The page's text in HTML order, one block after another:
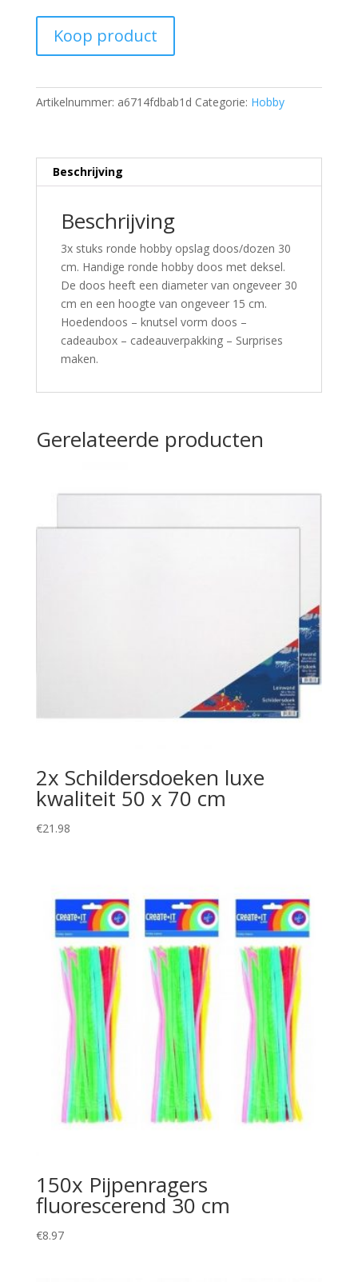
Koop product
Artikelnummer: a6714fdbab1d Categorie: Hobby
Beschrijving
Beschrijving
3x stuks ronde hobby opslag doos/dozen 30
cm. Handige ronde hobby doos met deksel.
De doos heeft een diameter van ongeveer 30
cm en een hoogte van ongeveer 15 cm.
Hoedendoos – knutsel vorm doos –
cadeaubox – cadeauverpakking – Surprises
maken.
Gerelateerde producten
2x Schildersdoeken luxe
kwaliteit 50 x 70 cm
€21.98
150x Pijpenragers
fluorescerend 30 cm
€8.97